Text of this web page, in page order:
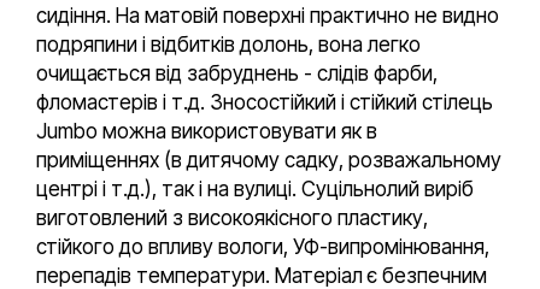
сидіння. На матовій поверхні практично не видно
подряпини і відбитків долонь, вона легко
очищається від забруднень - слідів фарби,
фломастерів і т.д. Зносостійкий і стійкий стілець
Jumbo можна використовувати як в
приміщеннях (в дитячому садку, розважальному
центрі і т.д.), так і на вулиці. Суцільнолий виріб
виготовлений з високоякісного пластику,
стійкого до впливу вологи, УФ-випромінювання,
перепадів температури. Матеріал є безпечним